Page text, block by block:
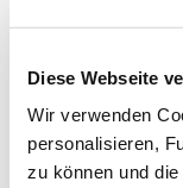
Diese Webseite
Wir verwenden
personalisieren,
zu können und